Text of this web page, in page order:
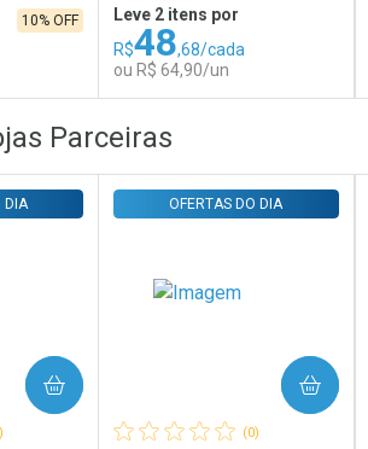
10% OFF
FECHAR
FECHAR
Leve 2 itens por
R$48,68/cada
ou R$ 64,90/un
Por Menos
Parceiras
DIA
(0)
OFERTAS DO DIA
COMPRAR